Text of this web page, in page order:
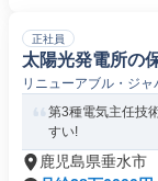
正社員
太陽光発電所の
リニューアブル・ジャ
第3種電気主任技
すい!
鹿児島県垂水市